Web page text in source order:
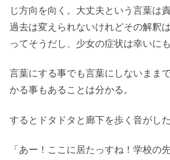
じ方向を向く。大丈夫という言葉は
過去は変えられないけれどその解釈
ってそうだし、少女の症状は幸いにも
言葉にする事でも言葉にしないまま
かる事もあることは分かる。
するとドタドタと廊下を歩く音がした
「あー！ここに居たっすね！学校の